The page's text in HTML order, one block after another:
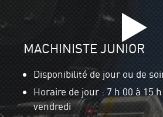
MACHINISTE JUNIOR
Disponibilité de jour ou de
Horaire de jour : 7 h 00 à 15
vendredi